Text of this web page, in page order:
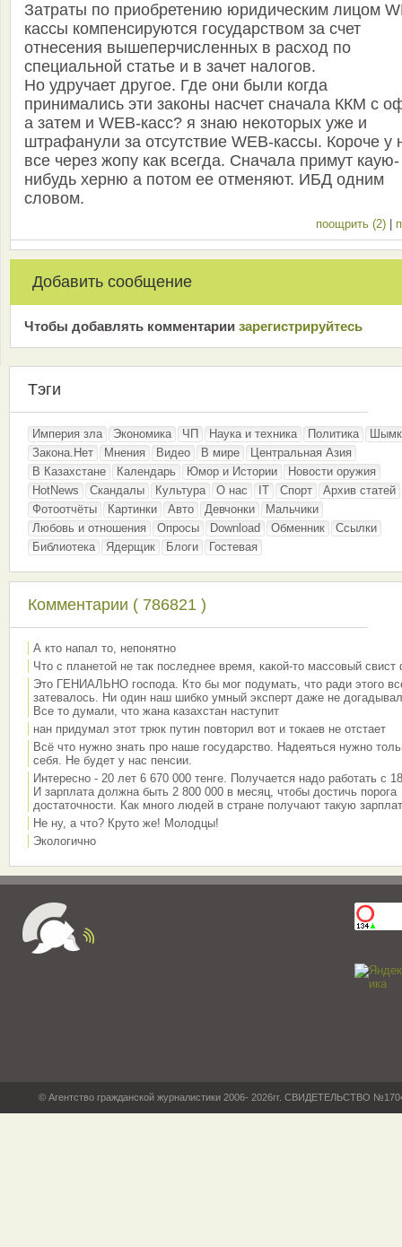
Затраты по приобретению юридическим лицом
кассы компенсируются государством за счет
отнесения вышеперчисленных в расход по
специальной статье и в зачет налогов.
Но удручает другое. Где они были когда
принимались эти законы насчет сначала ККМ с
а затем и WEB-касс? я знаю некоторых уже и
штрафанули за отсутствие WEB-кассы. Короче у
все через жопу как всегда. Сначала примут каую-
нибудь херню а потом ее отменяют. ИБД одним
словом.
поощрить (2)
Добавить сообщение
Чтобы добавлять комментарии зарeгиcтрирyйтeсь
Тэги
Империя зла Экономика ЧП Наука и техника Политика
Закона.Нет
Мнения Видео В мире
Центральная Азия
В Казахстане
Календарь Юмор и Истории
Новости оружия
HotNews
Скандалы Культура О нас IT Спорт
Архив статей
Фотоотчёты
Картинки Авто Девчонки
Мальчики
Любовь и отношения
Опросы Download Обменник
Ссылки
Библиотека
Ядерщик Блоги Гостевая
Комментарии ( 786821 )
А кто напал то, непонятно
Что с планетой не так последнее время, какой-то массовый свист
Это ГЕНИАЛЬНО господа. Кто бы мог подумать, что ради этого
затевалось. Ни один наш шибко умный эксперт даже не
Все то думали, что жана казахстан наступит
нан придумал этот трюк путин повторил вот и токаев не отстает
Всё что нужно знать про наше государство. Надеяться нужно
себя. Не будет у нас пенсии.
Интересно - 20 лет 6 670 000 тенге. Получается надо работать с
И зарплата должна быть 2 800 000 в месяц, чтобы достичь порога
достаточности. Как много людей в стране получают такую
Не ну, а что? Круто же! Молодцы!
Экологично
© Агентство гражданской журналистики 2006- 2026гг. СВИДЕТЕЛЬСТВО